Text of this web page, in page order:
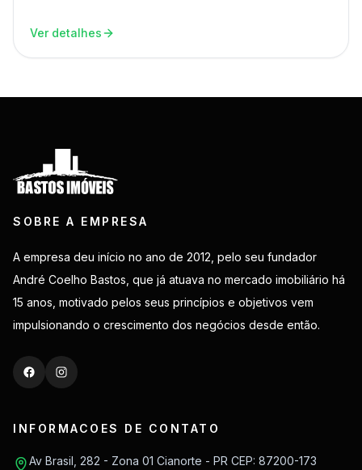
Ver detalhes
SOBRE A EMPRESA
A empresa deu início no ano de 2012, pelo seu fundador
André Coelho Bastos, que já atuava no mercado imobiliário há
15 anos, motivado pelos seus princípios e objetivos vem
impulsionando o crescimento dos negócios desde então.
INFORMACOES DE CONTATO
Av Brasil, 282 - Zona 01 Cianorte - PR CEP: 87200-173